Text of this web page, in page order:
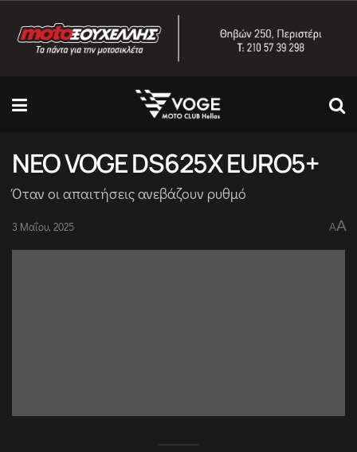
NEO VOGE DS625X EURO5+
Όταν οι απαιτήσεις ανεβάζουν ρυθμό
3 Μαΐου, 2025 AA